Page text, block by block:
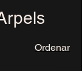
Ordenar